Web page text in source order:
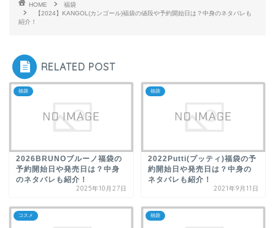
HOME
福袋
【2024】KANGOL(カンゴール)福袋の値段や予約開始日は？中身のネタバレも
紹介！
RELATED POST
福袋
2026BRUNOブルーノ福袋の
予約開始日や発売日は？中身
のネタバレも紹介！
2025年10月27日
福袋
2022Putti(プッティ)福袋の予
約開始日や発売日は？中身の
ネタバレも紹介！
2021年9月11日
コスメ 福袋